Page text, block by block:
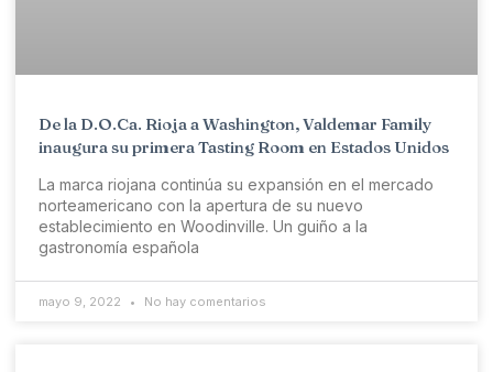
De la D.O.Ca. Rioja a Washington, Valdemar Family
inaugura su primera Tasting Room en Estados Unidos
La marca riojana continúa su expansión en el mercado
norteamericano con la apertura de su nuevo
establecimiento en Woodinville. Un guiño a la
gastronomía española
mayo 9, 2022 No hay comentarios